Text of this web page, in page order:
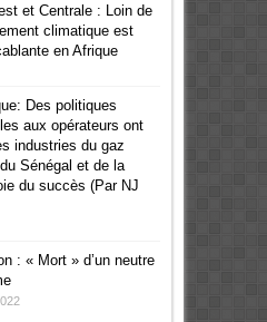
et Centrale : Loin de
climatique est
en Afrique
Des politiques
aux opérateurs ont
industries du gaz
Sénégal et de la
du succès (Par NJ
: « Mort » d’un neutre